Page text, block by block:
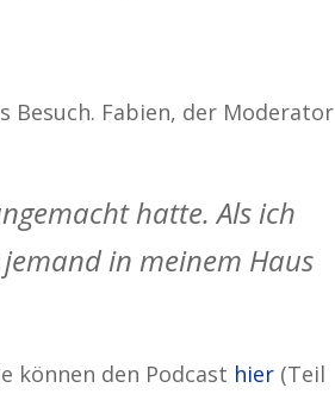
Besuch. Fabien, der Moderator
hatte. Als ich
in meinem Haus
können den Podcast hier(Teil